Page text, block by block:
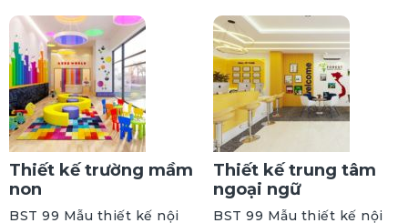
Thiết kế trường mầm
non
BST 99 Mẫu thiết kế nội
Thiết kế trung tâm
ngoại ngữ
BST 99 Mẫu thiết kế nội